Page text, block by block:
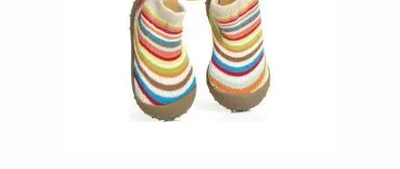
Comprar